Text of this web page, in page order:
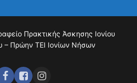
Πρακτικής Άσκησης Ιονίου
– Πρώην ΤΕΙ Ιονίων Νήσων